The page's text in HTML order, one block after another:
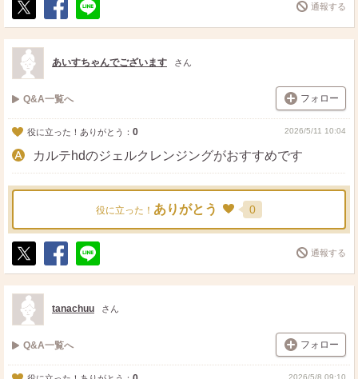
ポ
ス
ト
シ
ェ
送
る
通報する
あいすちゃんでございます さん
Q&A一覧へ フォロー
役に立った！ありがとう： 0 2026/5/11 10:04
カルテhdのジェルクレンジングがおすすめです
役に立った！ ありがとう 0
ポ
ス
ト
シ
ェ
送
る
通報する
tanachuu さん
Q&A一覧へ フォロー
2026/5/8 09:10